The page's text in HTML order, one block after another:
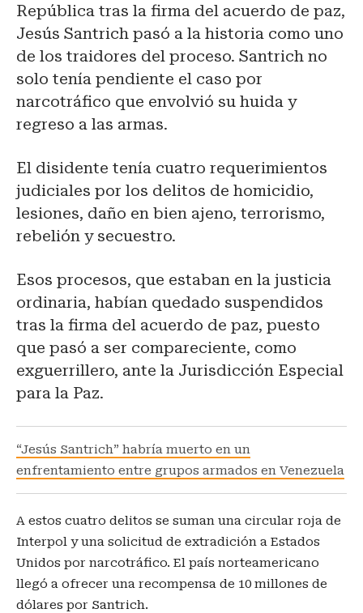
República tras la firma del acuerdo de paz,
Jesús Santrich pasó a la historia como uno
de los traidores del proceso. Santrich no
solo tenía pendiente el caso por
narcotráfico que envolvió su huida y
regreso a las armas.
El disidente tenía cuatro requerimientos
judiciales por los delitos de homicidio,
lesiones, daño en bien ajeno, terrorismo,
rebelión y secuestro.
Esos procesos, que estaban en la justicia
ordinaria, habían quedado suspendidos
tras la firma del acuerdo de paz, puesto
que pasó a ser compareciente, como
exguerrillero, ante la Jurisdicción Especial
para la Paz.
“Jesús Santrich” habría muerto en un
enfrentamiento entre grupos armados en Venezuela
A estos cuatro delitos se suman una circular roja de
Interpol y una solicitud de extradición a Estados
Unidos por narcotráfico. El país norteamericano
llegó a ofrecer una recompensa de 10 millones de
dólares por Santrich.